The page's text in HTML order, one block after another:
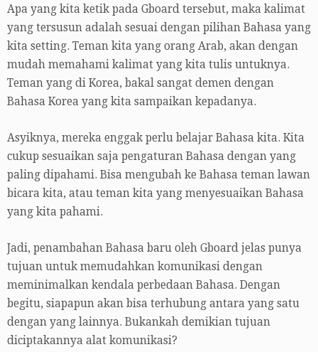
Apa yang kita ketik pada Gboard tersebut, maka kalimat
yang tersusun adalah sesuai dengan pilihan Bahasa yang
kita setting. Teman kita yang orang Arab, akan dengan
mudah memahami kalimat yang kita tulis untuknya.
Teman yang di Korea, bakal sangat demen dengan
Bahasa Korea yang kita sampaikan kepadanya.
Asyiknya, mereka enggak perlu belajar Bahasa kita. Kita
cukup sesuaikan saja pengaturan Bahasa dengan yang
paling dipahami. Bisa mengubah ke Bahasa teman lawan
bicara kita, atau teman kita yang menyesuaikan Bahasa
yang kita pahami.
Jadi, penambahan Bahasa baru oleh Gboard jelas punya
tujuan untuk memudahkan komunikasi dengan
meminimalkan kendala perbedaan Bahasa. Dengan
begitu, siapapun akan bisa terhubung antara yang satu
dengan yang lainnya. Bukankah demikian tujuan
diciptakannya alat komunikasi?